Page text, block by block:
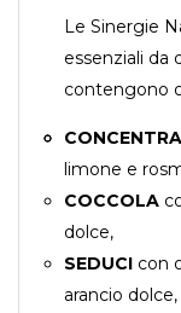
Le Sinergie
essenziali da
contengono
limone e
COCCOLA
dolce,
SEDUCI con
arancio dolce,